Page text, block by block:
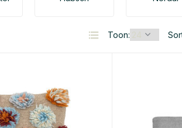
Toon: